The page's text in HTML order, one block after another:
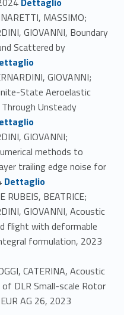
MASSIMO;
GIOVANNI, Boundary
Scattered by
GIOVANNI;
State Aeroelastic
Unsteady
GIOVANNI;
methods to
trailing edge noise for
Link identifier #identifier_person_113572-83
Dettaglio
RUBEIS, BEATRICE;
GIOVANNI, Acoustic
flight with deformable
formulation, 2023
CATERINA, Acoustic
DLR Small-scale Rotor
AG 26, 2023